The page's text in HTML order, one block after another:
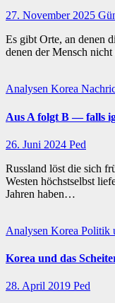
27. November 2025
Es gibt Orte, an denen
denen der Mensch
Analysen Korea
Aus A folgt B — falls
26. Juni 2024 Ped
Russland löst die sich
Westen höchstselbst
Jahren haben…
Analysen Korea Politik
Korea und das
28. April 2019 Ped